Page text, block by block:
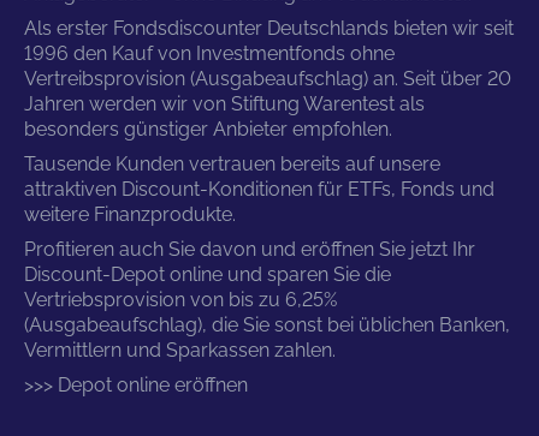
Als erster Fondsdiscounter Deutschlands bieten wir seit
1996 den Kauf von Investmentfonds ohne
Vertreibsprovision (Ausgabeaufschlag) an. Seit über 20
Jahren werden wir von Stiftung Warentest als
besonders günstiger Anbieter empfohlen.
Tausende Kunden vertrauen bereits auf unsere
attraktiven Discount-Konditionen für ETFs, Fonds und
weitere Finanzprodukte.
Profitieren auch Sie davon und eröffnen Sie jetzt Ihr
Discount-Depot online und sparen Sie die
Vertriebsprovision von bis zu 6,25%
(Ausgabeaufschlag), die Sie sonst bei üblichen Banken,
Vermittlern und Sparkassen zahlen.
>>> Depot online eröffnen